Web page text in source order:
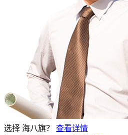
选择 海八旗？
查看详情